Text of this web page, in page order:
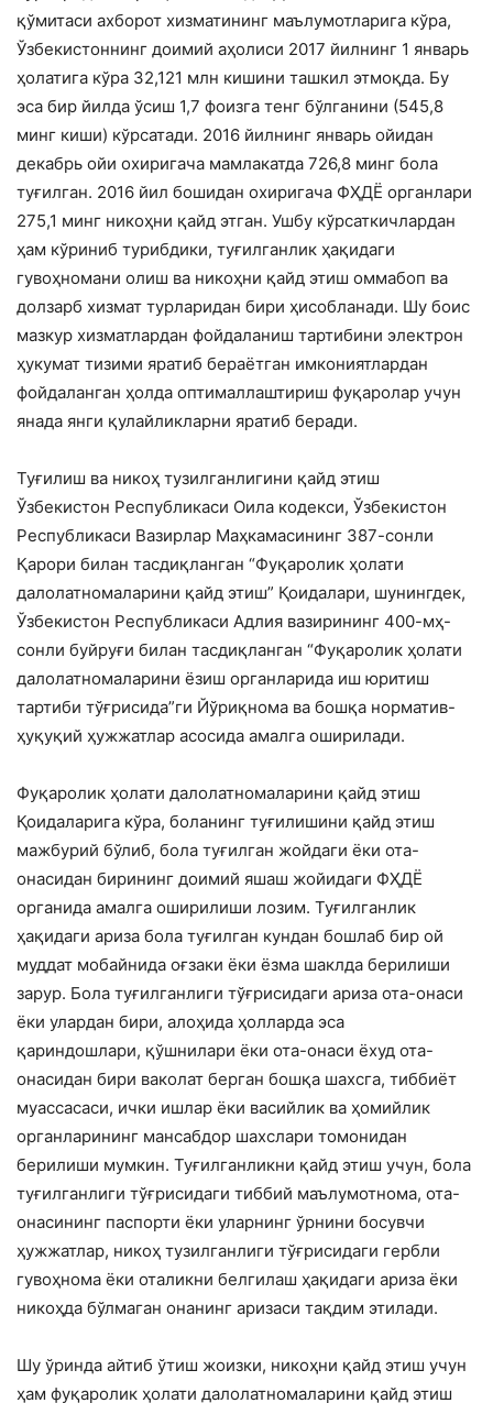
қўмитаси ахборот хизматининг маълумотларига кўра,
Ўзбекистоннинг доимий аҳолиси 2017 йилнинг 1 январь
ҳолатига кўра 32,121 млн кишини ташкил этмоқда. Бу
эса бир йилда ўсиш 1,7 фоизга тенг бўлганини (545,8
минг киши) кўрсатади. 2016 йилнинг январь ойидан
декабрь ойи охиригача мамлакатда 726,8 минг бола
туғилган. 2016 йил бошидан охиригача ФҲДЁ органлари
275,1 минг никоҳни қайд этган. Ушбу кўрсаткичлардан
ҳам кўриниб турибдики, туғилганлик ҳақидаги
гувоҳномани олиш ва никоҳни қайд этиш оммабоп ва
долзарб хизмат турларидан бири ҳисобланади. Шу боис
мазкур хизматлардан фойдаланиш тартибини электрон
ҳукумат тизими яратиб бераётган имкониятлардан
фойдаланган ҳолда оптималлаштириш фуқаролар учун
янада янги қулайликларни яратиб беради.
Туғилиш ва никоҳ тузилганлигини қайд этиш
Ўзбекистон Республикаси Оила кодекси, Ўзбекистон
Республикаси Вазирлар Маҳкамасининг 387-сонли
Қарори билан тасдиқланган “Фуқаролик ҳолати
далолатномаларини қайд этиш” Қоидалари, шунингдек,
Ўзбекистон Республикаси Адлия вазирининг 400-мҳ-
сонли буйруғи билан тасдиқланган “Фуқаролик ҳолати
далолатномаларини ёзиш органларида иш юритиш
тартиби тўғрисида”ги Йўриқнома ва бошқа норматив-
ҳуқуқий ҳужжатлар асосида амалга оширилади.
Фуқаролик ҳолати далолатномаларини қайд этиш
Қоидаларига кўра, боланинг туғилишини қайд этиш
мажбурий бўлиб, бола туғилган жойдаги ёки ота-
онасидан бирининг доимий яшаш жойидаги ФҲДЁ
органида амалга оширилиши лозим. Туғилганлик
ҳақидаги ариза бола туғилган кундан бошлаб бир ой
муддат мобайнида оғзаки ёки ёзма шаклда берилиши
зарур. Бола туғилганлиги тўғрисидаги ариза ота-онаси
ёки улардан бири, алоҳида ҳолларда эса
қариндошлари, қўшнилари ёки ота-онаси ёхуд ота-
онасидан бири ваколат берган бошқа шахсга, тиббиёт
муассасаси, ички ишлар ёки васийлик ва ҳомийлик
органларининг мансабдор шахслари томонидан
берилиши мумкин. Туғилганликни қайд этиш учун, бола
туғилганлиги тўғрисидаги тиббий маълумотнома, ота-
онасининг паспорти ёки уларнинг ўрнини босувчи
ҳужжатлар, никоҳ тузилганлиги тўғрисидаги гербли
гувоҳнома ёки оталикни белгилаш ҳақидаги ариза ёки
никоҳда бўлмаган онанинг аризаси тақдим этилади.
Шу ўринда айтиб ўтиш жоизки, никоҳни қайд этиш учун
ҳам фуқаролик ҳолати далолатномаларини қайд этиш